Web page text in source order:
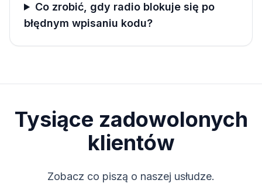
Co zrobić, gdy radio blokuje się po
błędnym wpisaniu kodu?
Tysiące zadowolonych
klientów
Zobacz co piszą o naszej usłudze.